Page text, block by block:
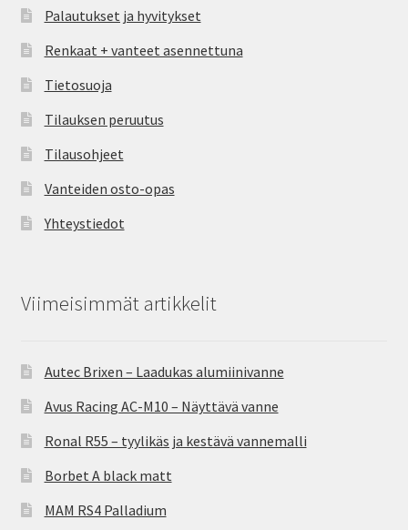
Palautukset ja hyvitykset
Renkaat + vanteet asennettuna
Tietosuoja
Tilauksen peruutus
Tilausohjeet
Vanteiden osto-opas
Yhteystiedot
Viimeisimmät artikkelit
Autec Brixen – Laadukas alumiinivanne
Avus Racing AC-M10 – Näyttävä vanne
Ronal R55 – tyylikäs ja kestävä vannemalli
Borbet A black matt
MAM RS4 Palladium